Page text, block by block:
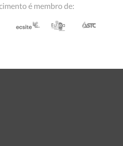
é membro de: